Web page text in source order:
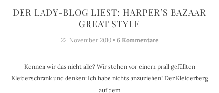
DER LADY-BLOG LIEST: HARPER’S BAZAAR
GREAT STYLE
22. November 2010 • 6 Kommentare
Kennen wir das nicht alle? Wir stehen vor einem prall gefüllten
Kleiderschrank und denken: Ich habe nichts anzuziehen! Der Kleiderberg
auf dem